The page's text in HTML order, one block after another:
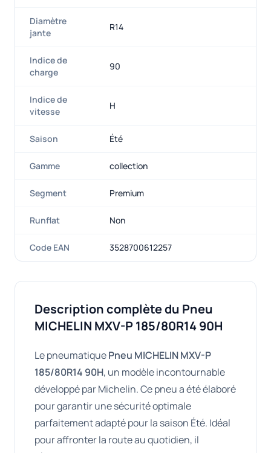
Diamètre
jante
R14
Indice de
charge
90
Indice de
vitesse
H
Saison Été
Gamme collection
Segment Premium
Runflat Non
Code EAN 3528700612257
Description complète du Pneu
MICHELIN MXV-P 185/80R14 90H
Le pneumatiquePneu MICHELIN MXV-P
185/80R14 90H, un modèle incontournable
développé par Michelin. Ce pneu a été élaboré
pour garantir une sécurité optimale
parfaitement adapté pour la saison Été. Idéal
pour affronter la route au quotidien, il